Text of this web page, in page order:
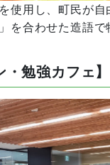
使用し、町民が
を合わせた造語
・勉強カフェ